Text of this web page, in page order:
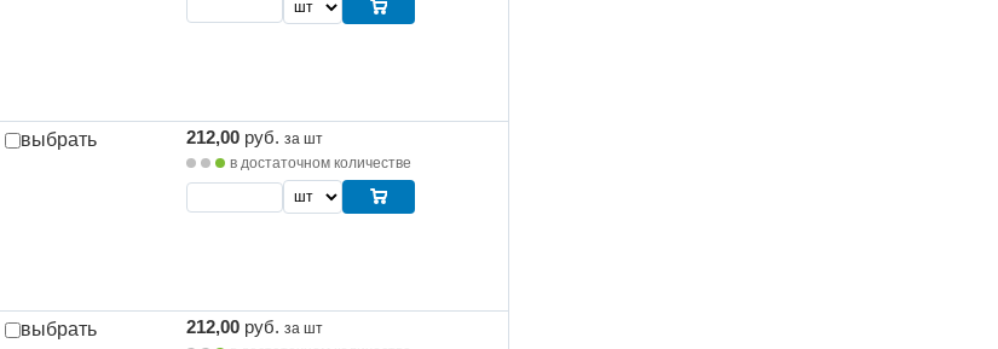
выбрать 212,00 руб. за шт
в достаточном количестве
выбрать 212,00 руб. за шт